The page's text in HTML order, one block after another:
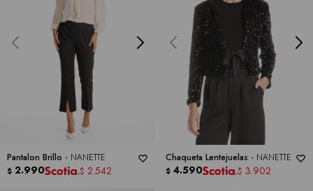
Pantalon Brillo - NANETTE
$ 2.990 $ 2.542
Chaqueta Lentejuelas - NANETTE
$ 4.590 $ 3.902